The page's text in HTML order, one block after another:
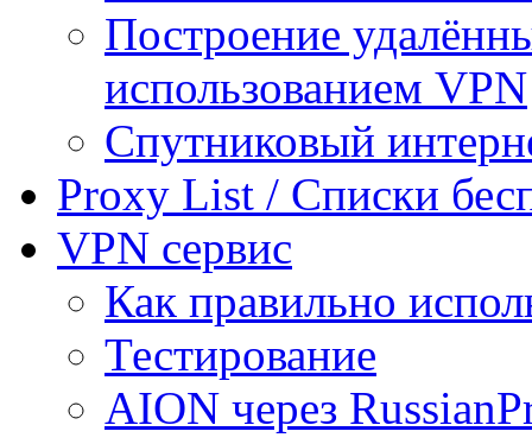
Построение
использованием VPN
Спутниковый
Proxy List / Списки
VPN сервис
Как правильно
Тестирование
AION через